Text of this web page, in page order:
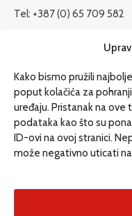
Kako bismo pružili
poput kolačića za
uređaju. Pristanak na
podataka kao što su
ID-ovi na ovoj stranici.
može negativno uticati
Tel: +387 (0) 65 709 582
redakcija@etrafika.net
Dosije
Drugi pišu
Društvo